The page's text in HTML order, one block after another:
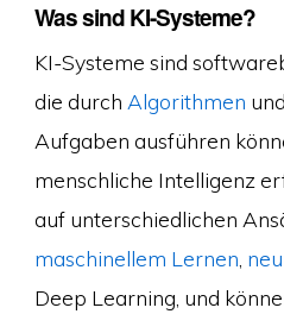
Was sind KI-Systeme?
KI-Systeme sind
die durch Algorithmen
Aufgaben ausführen
menschliche Intelligenz
auf unterschiedlichen
maschinellem Lernen
Deep Learning, und